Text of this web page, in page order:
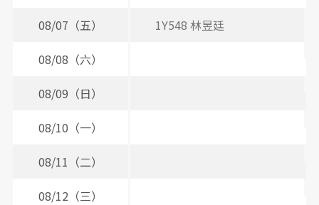
08/07（五）
1Y548 林昱廷
08/08（六）
08/09（日）
08/10（一）
08/11（二）
08/12（三）